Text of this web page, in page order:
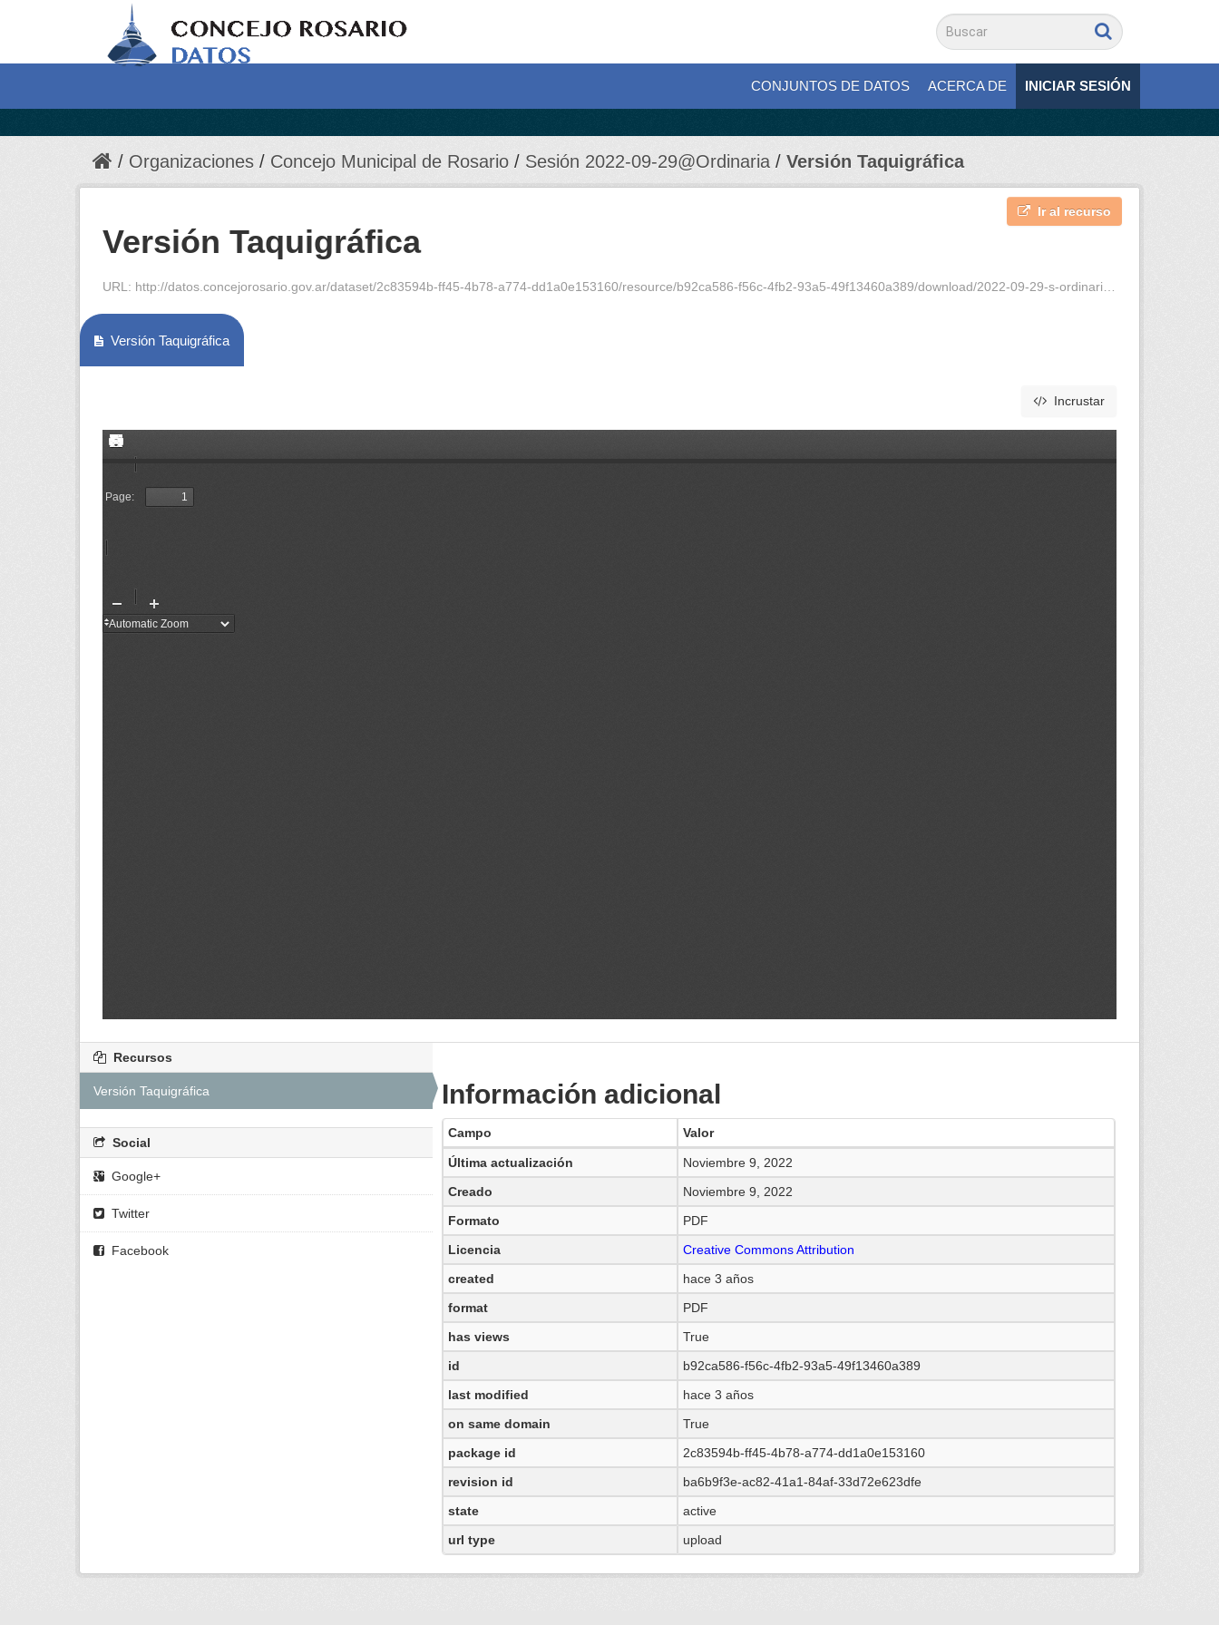
CONJUNTOS DE DATOS ACERCA DE INICIAR SESIÓN
Organizaciones Concejo Municipal de Rosario Sesión 2022-09-29@Ordinaria Versión Taquigráfica
Ir al recurso
Versión Taquigráfica
URL: http://datos.concejorosario.gov.ar/dataset/2c83594b-ff45-4b78-a774-dd1a0e153160/resource/b92ca586-f56c-4fb2-93a5-49f13460a389/download/2022-09-29-s-ordinaria-5-periodo-2-vt.pdf
Versión Taquigráfica
Incrustar
Información adicional
Campo Valor
Última actualización
Noviembre 9, 2022
Creado
Noviembre 9, 2022
Formato
PDF
Licencia
Creative Commons Attribution
created
hace 3 años
format
PDF
has views
True
id
b92ca586-f56c-4fb2-93a5-49f13460a389
last modified
hace 3 años
on same domain
True
package id
2c83594b-ff45-4b78-a774-dd1a0e153160
revision id
ba6b9f3e-ac82-41a1-84af-33d72e623dfe
state
active
url type
upload
Recursos
Versión Taquigráfica
Social
Google+
Twitter
Facebook